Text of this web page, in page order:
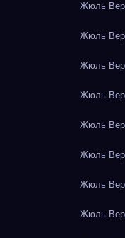
Жюль
Жюль
Жюль
Жюль
Жюль
Жюль
Жюль
Жюль